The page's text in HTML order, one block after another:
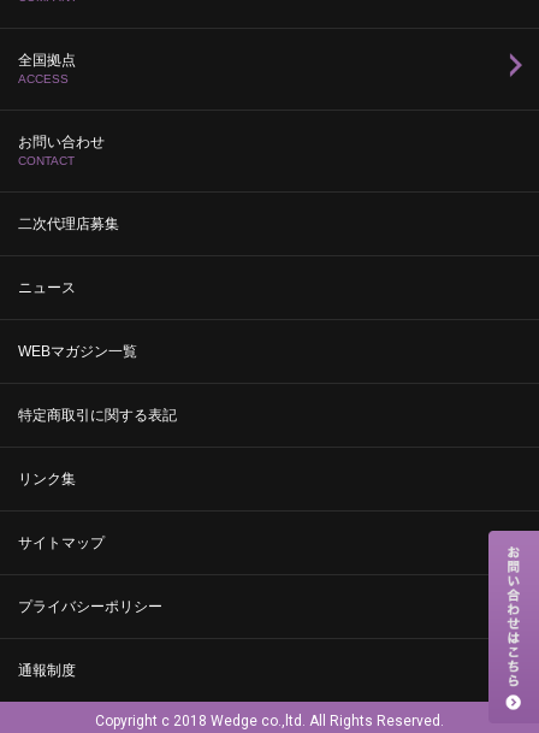
全国拠点
ACCESS
お問い合わせ
CONTACT
二次代理店募集
ニュース
WEBマガジン一覧
特定商取引に関する表記
リンク集
サイトマップ
プライバシーポリシー
通報制度
Copyright c 2018 Wedge co.,ltd. All Rights Reserved.